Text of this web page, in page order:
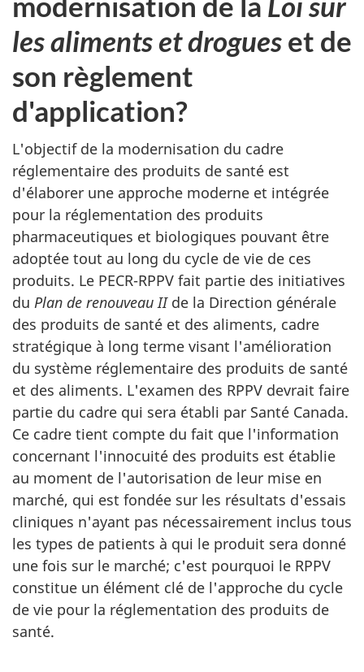
les aliments et drogueset de
son règlement
d'application?
L'objectif de la modernisation du cadre
réglementaire des produits de santé est
d'élaborer une approche moderne et intégrée
pour la réglementation des produits
pharmaceutiques et biologiques pouvant être
adoptée tout au long du cycle de vie de ces
produits. Le PECR-RPPV fait partie des initiatives
du Plan de renouveau IIde la Direction générale
des produits de santé et des aliments, cadre
stratégique à long terme visant l'amélioration
du système réglementaire des produits de santé
et des aliments. L'examen des RPPV devrait faire
partie du cadre qui sera établi par Santé Canada.
Ce cadre tient compte du fait que l'information
concernant l'innocuité des produits est établie
au moment de l'autorisation de leur mise en
marché, qui est fondée sur les résultats d'essais
cliniques n'ayant pas nécessairement inclus tous
les types de patients à qui le produit sera donné
une fois sur le marché; c'est pourquoi le RPPV
constitue un élément clé de l'approche du cycle
de vie pour la réglementation des produits de
santé.